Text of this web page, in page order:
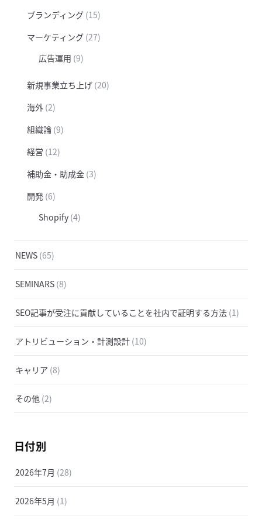
ブランディング (15)
マーケティング (27)
広告運用 (9)
新規事業立ち上げ (20)
海外 (2)
組織論 (9)
経営 (12)
補助金・助成金 (3)
開発 (6)
Shopify (4)
NEWS (65)
SEMINARS (8)
SEO記事が受注に貢献していることを社内で証明する方法 (1)
アトリビューション・計測設計 (10)
キャリア (8)
その他 (2)
日付別
2026年7月 (28)
2026年5月 (1)